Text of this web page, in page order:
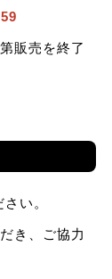
販売を終了
い。
き、ご協力